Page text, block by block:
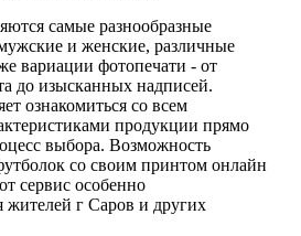
самые разнообразные
и женские, различные
вариации фотопечати - от
до изысканных надписей.
ознакомиться со всем
продукции прямо
выбора. Возможность
со своим принтом онлайн
сервис особенно
жителей г Саров и других